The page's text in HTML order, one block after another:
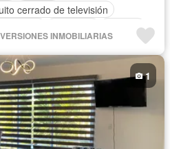
cerrado de televisión
Internet
Seguridad
Permite niños
amueblado
INMOBILIARIAS
1